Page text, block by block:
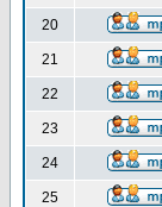
20
21
22
23
24
25